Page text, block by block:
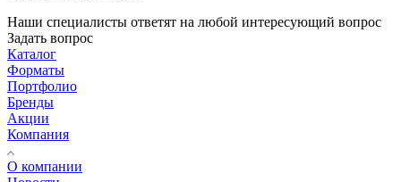
Наши специалисты ответят на любой интересующий вопрос
Задать вопрос
Каталог
Форматы
Портфолио
Бренды
Акции
Компания
О компании